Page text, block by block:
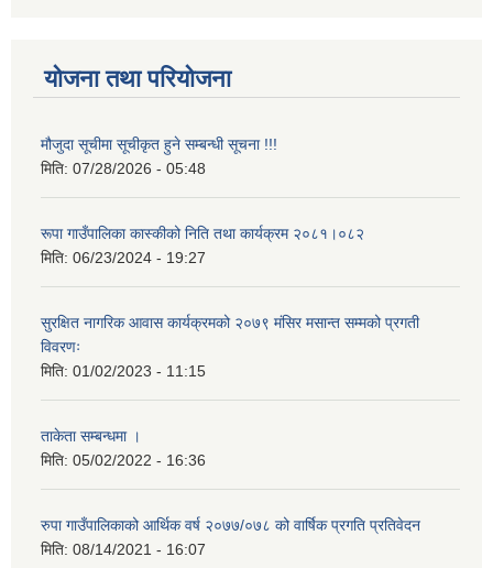
योजना तथा परियोजना
मौजुदा सूचीमा सूचीकृत हुने सम्बन्धी सूचना !!!
मिति: 07/28/2026 - 05:48
रूपा गाउँपालिका कास्कीको निति तथा कार्यक्रम २०८१।०८२
मिति: 06/23/2024 - 19:27
सुरक्षित नागरिक आवास कार्यक्रमको २०७९ मंसिर मसान्त सम्मको प्रगती
विवरणः
मिति: 01/02/2023 - 11:15
ताकेता सम्बन्धमा ।
मिति: 05/02/2022 - 16:36
रुपा गाउँपालिकाको आर्थिक वर्ष २०७७/०७८ को वार्षिक प्रगति प्रतिवेदन
मिति: 08/14/2021 - 16:07